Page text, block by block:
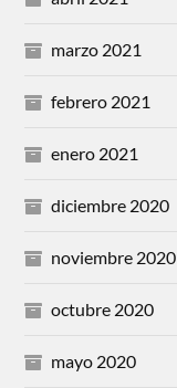
marzo 2021
febrero 2021
enero 2021
diciembre 2020
noviembre 2020
octubre 2020
mayo 2020